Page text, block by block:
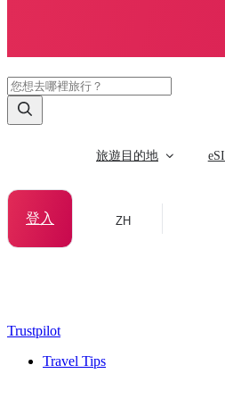
旅遊目的地
登入 ZH
Trustpilot
Travel Tips